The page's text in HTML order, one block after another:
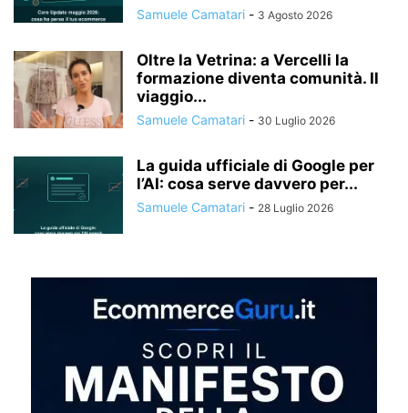
Samuele Camatari - 3 Agosto 2026
Oltre la Vetrina: a Vercelli la
formazione diventa comunità. Il
viaggio...
Samuele Camatari - 30 Luglio 2026
La guida ufficiale di Google per
l’AI: cosa serve davvero per...
Samuele Camatari - 28 Luglio 2026